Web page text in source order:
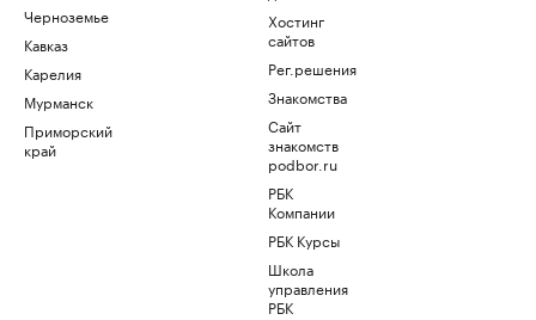
Черноземье
Кавказ
Карелия
Мурманск
Приморский
край
Хостинг
сайтов
Рег.решения
Знакомства
Сайт
знакомств
podbor.ru
РБК
Компании
РБК Курсы
Школа
управления
РБК